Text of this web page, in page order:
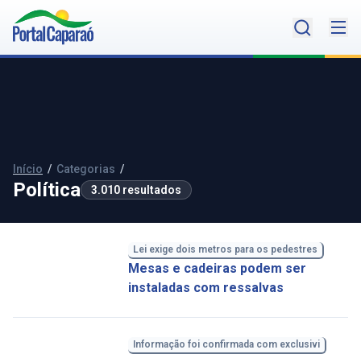
Início / Categorias /
Política 3.010 resultados
Lei exige dois metros para os pedestres
Mesas e cadeiras podem ser
instaladas com ressalvas
Informação foi confirmada com exclusivi